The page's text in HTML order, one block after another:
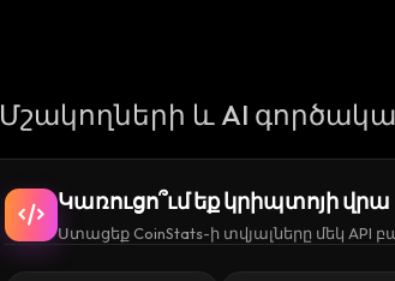
Մշակողների և AI
Կառուցո՞ւմ եք կրիպտոյի վրա
Ստացեք CoinStats-ի տվյալները մեկ API